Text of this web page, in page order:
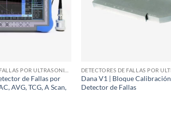
de Fallas por
AVG, TCG, A Scan,
Dana V1 | Bloque Calibración
Detector de Fallas